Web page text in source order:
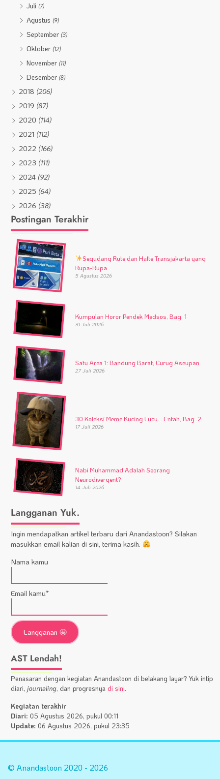
Juli(7)
Agustus(9)
September(3)
Oktober(12)
November(11)
Desember(8)
2018 (206)
2019 (87)
2020 (114)
2021 (112)
2022 (166)
2023 (111)
2024 (92)
2025 (64)
2026 (38)
Postingan Terakhir
Segudang Rute dan Halte Transjakarta yang
Rupa-Rupa
5 Agustus 2026
Kumpulan Horor Pendek Medsos, Bag. 1
31 Juli 2026
Satu Area 1: Bandung Barat, Curug Aseupan
27 Juli 2026
30 Koleksi Meme Kucing Lucu… Entah, Bag. 2
17 Juli 2026
Nabi Muhammad Adalah Seorang
Neurodivergent?
14 Juli 2026
Langganan Yuk.
Ingin mendapatkan artikel terbaru dari Anandastoon? Silakan
masukkan email kalian di sini, terima kasih.
Nama kamu
Email kamu*
AST Lendah!
Penasaran dengan kegiatan Anandastoon di belakang layar? Yuk intip
diari, journaling, dan progresnyadi sini.
Kegiatan terakhir
Diari:05 Agustus 2026, pukul 00:11
Update:06 Agustus 2026, pukul 23:35
Statistik
© Anandastoon 2020 - 2026